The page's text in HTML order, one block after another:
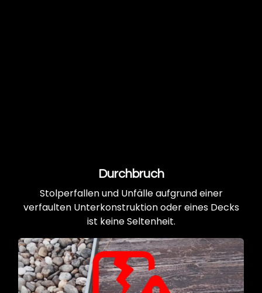
Durchbruch
Stolperfallen und Unfälle aufgrund einer
verfaulten Unterkonstruktion oder eines Decks
ist keine Seltenheit.